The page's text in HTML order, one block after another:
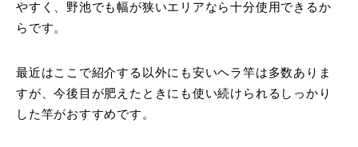
やすく、野池でも幅が狭いエリアなら十分使用できるか
らです。
最近はここで紹介する以外にも安いヘラ竿は多数ありま
すが、今後目が肥えたときにも使い続けられるしっかり
した竿がおすすめです。